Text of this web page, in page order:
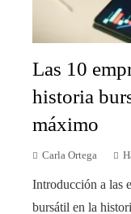
Las 10
historia
máximo
Carla Ortega
Introducción a las
bursátil en la